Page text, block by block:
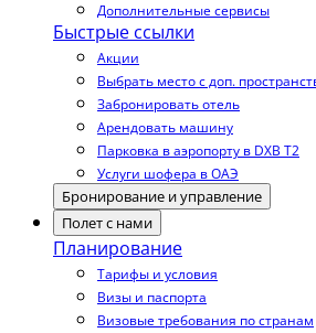
Дополнительные сервисы
Быстрые ссылки
Акции
Выбрать место с доп.
Забронировать отель
Арендовать машину
Парковка в аэропорту в DXB T2
Услуги шофера в ОАЭ
Бронирование и управление
Полет с нами
Планирование
Тарифы и условия
Визы и паспорта
Визовые требования по странам